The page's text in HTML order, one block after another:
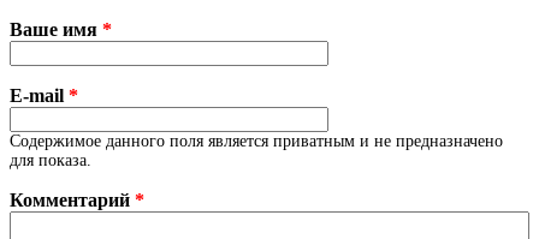
Ваше имя *
E-mail *
Содержимое данного поля является приватным и не предназначено
для показа.
Комментарий *